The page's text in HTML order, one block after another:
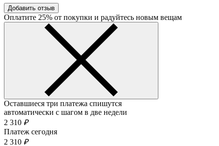
Добавить отзыв
Оплатите 25% от покупки и радуйтесь новым вещам
Оставшиеся три платежа спишутся
автоматически с шагом в две недели
2 310 ₽
Платеж сегодня
2 310 ₽